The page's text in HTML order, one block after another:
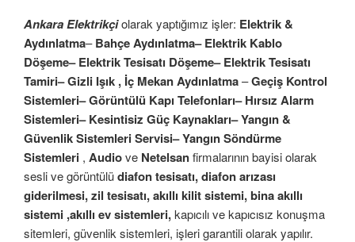
Ankara Elektrikçiolarak yaptığımız işler: Elektrik &
Aydınlatma–Bahçe Aydınlatma– Elektrik Kablo
Döşeme– Elektrik Tesisatı Döşeme– Elektrik Tesisatı
Tamiri– Gizli Işık , İç Mekan Aydınlatma–Geçiş Kontrol
Sistemleri– Görüntülü Kapı Telefonları– Hırsız Alarm
Sistemleri– Kesintisiz Güç Kaynakları– Yangın &
Güvenlik Sistemleri Servisi– Yangın Söndürme
Sistemleri , Audiove Netelsanfirmalarının bayisi olarak
sesli ve görüntülüdiafon tesisatı, diafon arızası
giderilmesi, zil tesisatı, akıllı kilit sistemi, bina akıllı
sistemi ,akıllı ev sistemleri,kapıcılı ve kapıcısız konuşma
sitemleri, güvenlik sistemleri, işleri garantili olarak yapılır.